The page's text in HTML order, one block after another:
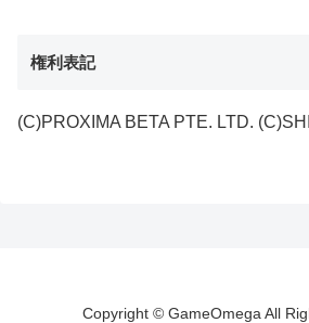
権利表記
(C)PROXIMA BETA PTE. LTD.
Copyright © GameOmega All